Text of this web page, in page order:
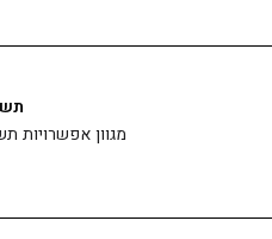
מגוון אפשרויות